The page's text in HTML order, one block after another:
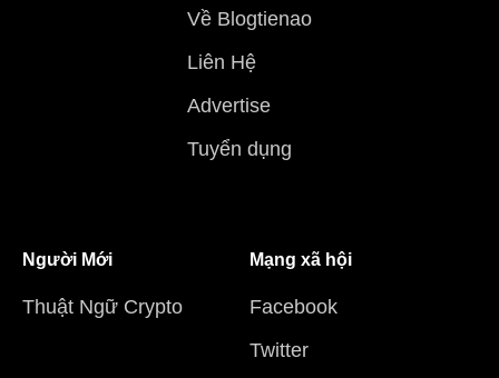
Về Blogtienao
Liên Hệ
Advertise
Tuyển dụng
Người Mới
Thuật Ngữ Crypto
Mạng xã hội
Facebook
Twitter